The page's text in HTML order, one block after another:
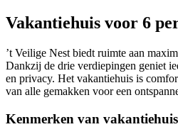
Vakantiehuis voor 6
’t Veilige Nest biedt ruimte aan
Dankzij de drie verdiepingen geniet
en privacy. Het vakantiehuis is
van alle gemakken voor een
Kenmerken van vakantiehuis